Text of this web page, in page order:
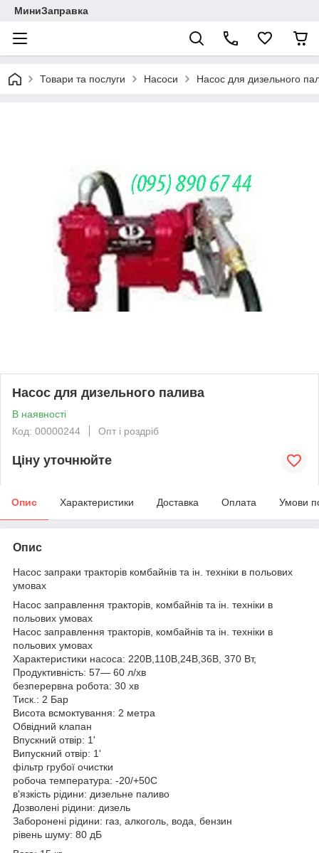
МиниЗаправка
Товари та послуги Насоси Насос для дизельного
Насос для дизельного палива
В наявності
Код: 00000244
Опт і роздріб
Ціну уточнюйте
Опис Характеристики Доставка Оплата Умови
Опис
Насос запраки тракторів комбайнів та ін. техніки в польових
умовах
Насос заправлення тракторів, комбайнів та ін. техніки в
польових умовах
Насос заправлення тракторів, комбайнів та ін. техніки в
польових умовах
Характеристики насоса: 220В,110В,24В,36В, 370 Вт,
Продуктивність: 57— 60 л/хв
безперервна робота: 30 хв
Тиск.: 2 Бар
Висота всмоктування: 2 метра
Обвідний клапан
Впускний отвір: 1'
Випускний отвір: 1'
фільтр грубої очистки
робоча температура: -20/+50С
в'язкість рідини: дизельне паливо
Дозволені рідини: дизель
Заборонені рідини: газ, алкоголь, вода, бензин
рівень шуму: 80 дБ